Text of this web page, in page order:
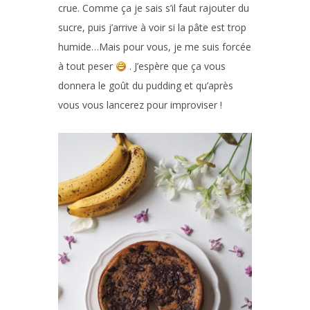
crue. Comme ça je sais s’il faut rajouter du
sucre, puis j’arrive à voir si la pâte est trop
humide…Mais pour vous, je me suis forcée
à tout peser
. J’espère que ça vous
donnera le goût du pudding et qu’après
vous vous lancerez pour improviser !